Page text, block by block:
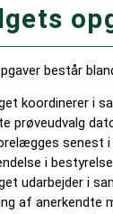
består
koordinerer i
prøveudvalg
senest
i
udarbejder i
af anerkendte